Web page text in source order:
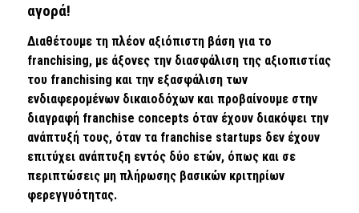
αγορά!
Διαθέτουμε τη πλέον αξιόπιστη βάση για το
franchising, με άξονες την διασφάλιση της αξιοπιστίας
του franchising και την εξασφάλιση των
ενδιαφερομένων δικαιοδόχων και προβαίνουμε στην
διαγραφή franchise concepts όταν έχουν διακόψει την
ανάπτυξή τους, όταν τα franchise startups δεν έχουν
επιτύχει ανάπτυξη εντός δύο ετών, όπως και σε
περιπτώσεις μη πλήρωσης βασικών κριτηρίων
φερεγγυότητας.